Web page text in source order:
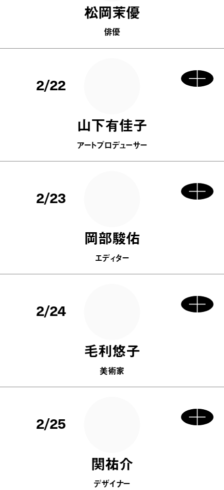
松岡茉優
俳優
2/22
山下有佳子
アートプロデューサー
2/23
岡部駿佑
エディター
2/24
毛利悠子
美術家
2/25
関祐介
デザイナー